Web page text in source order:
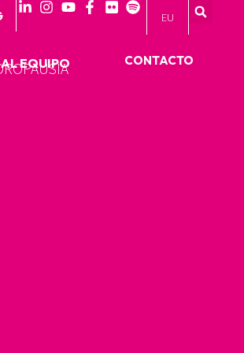
EU
EQUIPO CONTACTO